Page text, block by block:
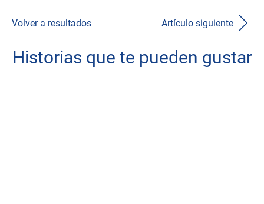
Volver a resultados Artículo siguiente
Historias que te pueden gustar